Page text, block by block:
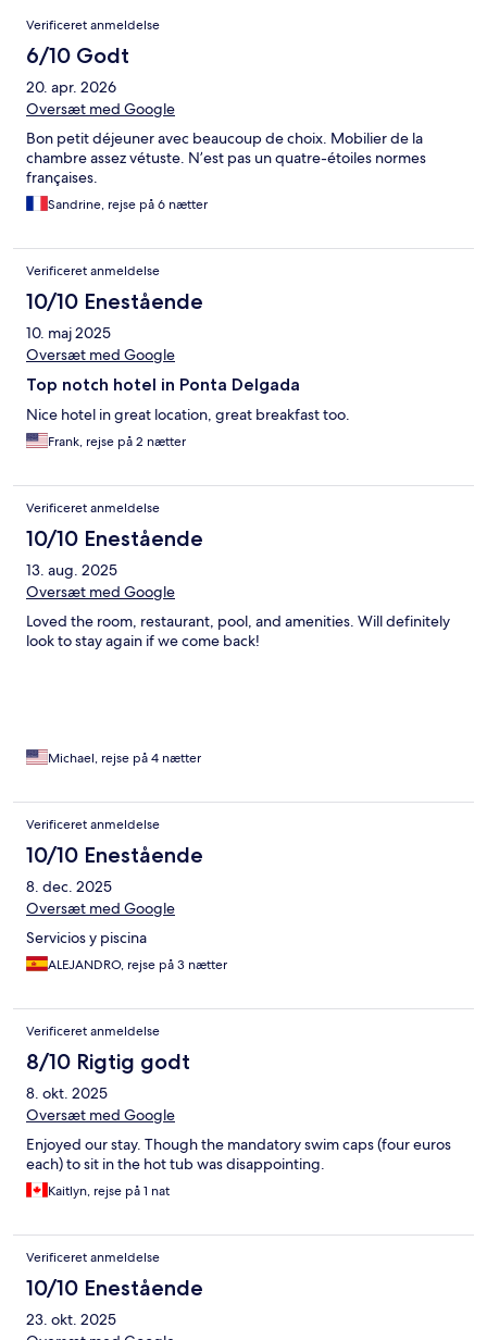
Anmeldelser
Verificeret anmeldelse
6/10 Godt
20. apr. 2026
Oversæt med Google
Bon petit déjeuner avec beaucoup de choix. Mobilier de la
chambre assez vétuste. N’est pas un quatre-étoiles normes
françaises.
Sandrine, rejse på 6 nætter
Verificeret anmeldelse
10/10 Enestående
10. maj 2025
Oversæt med Google
Top notch hotel in Ponta Delgada
Nice hotel in great location, great breakfast too.
Frank, rejse på 2 nætter
Verificeret anmeldelse
10/10 Enestående
13. aug. 2025
Oversæt med Google
Loved the room, restaurant, pool, and amenities. Will definitely
look to stay again if we come back!
Michael, rejse på 4 nætter
Verificeret anmeldelse
10/10 Enestående
8. dec. 2025
Oversæt med Google
Servicios y piscina
ALEJANDRO, rejse på 3 nætter
Verificeret anmeldelse
8/10 Rigtig godt
8. okt. 2025
Oversæt med Google
Enjoyed our stay. Though the mandatory swim caps (four euros
each) to sit in the hot tub was disappointing.
Kaitlyn, rejse på 1 nat
Verificeret anmeldelse
10/10 Enestående
23. okt. 2025